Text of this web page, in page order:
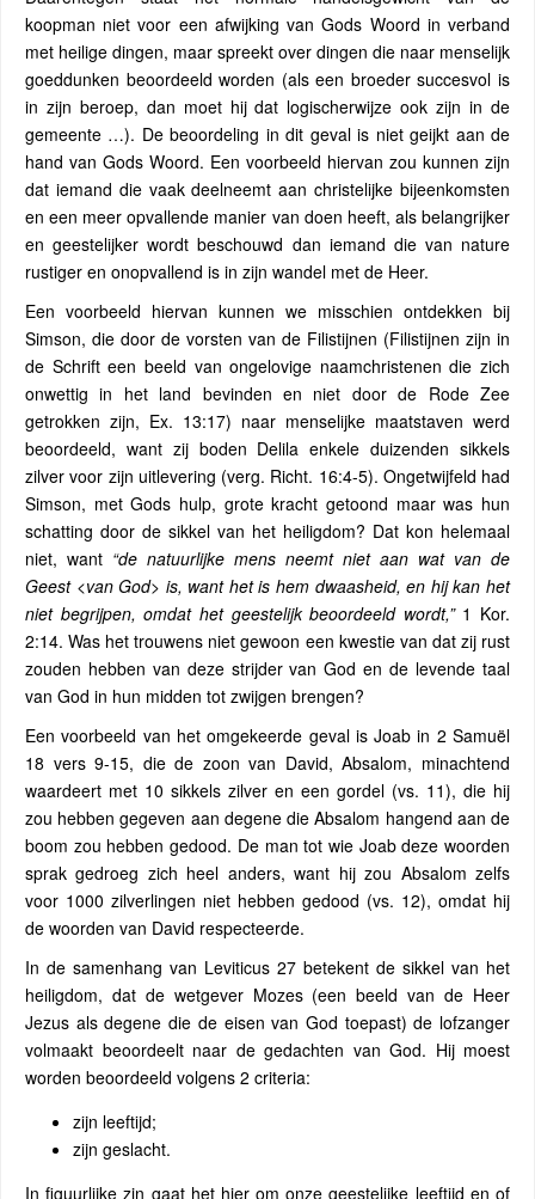
koopman niet voor een afwijking van Gods Woord in verband
met heilige dingen, maar spreekt over dingen die naar menselijk
goeddunken beoordeeld worden (als een broeder succesvol is
in zijn beroep, dan moet hij dat logischerwijze ook zijn in de
gemeente …). De beoordeling in dit geval is niet geijkt aan de
hand van Gods Woord. Een voorbeeld hiervan zou kunnen zijn
dat iemand die vaak deelneemt aan christelijke bijeenkomsten
en een meer opvallende manier van doen heeft, als belangrijker
en geestelijker wordt beschouwd dan iemand die van nature
rustiger en onopvallend is in zijn wandel met de Heer.
Een voorbeeld hiervan kunnen we misschien ontdekken bij
Simson, die door de vorsten van de Filistijnen (Filistijnen zijn in
de Schrift een beeld van ongelovige naamchristenen die zich
onwettig in het land bevinden en niet door de Rode Zee
getrokken zijn, Ex. 13:17) naar menselijke maatstaven werd
beoordeeld, want zij boden Delila enkele duizenden sikkels
zilver voor zijn uitlevering (verg. Richt. 16:4-5). Ongetwijfeld had
Simson, met Gods hulp, grote kracht getoond maar was hun
schatting door de sikkel van het heiligdom? Dat kon helemaal
niet, want “de natuurlijke mens neemt niet aan wat van de
Geest <van God> is, want het is hem dwaasheid, en hij kan het
niet begrijpen, omdat het geestelijk beoordeeld wordt,”1 Kor.
2:14. Was het trouwens niet gewoon een kwestie van dat zij rust
zouden hebben van deze strijder van God en de levende taal
van God in hun midden tot zwijgen brengen?
Een voorbeeld van het omgekeerde geval is Joab in 2 Samuël
18 vers 9-15, die de zoon van David, Absalom, minachtend
waardeert met 10 sikkels zilver en een gordel (vs. 11), die hij
zou hebben gegeven aan degene die Absalom hangend aan de
boom zou hebben gedood. De man tot wie Joab deze woorden
sprak gedroeg zich heel anders, want hij zou Absalom zelfs
voor 1000 zilverlingen niet hebben gedood (vs. 12), omdat hij
de woorden van David respecteerde.
In de samenhang van Leviticus 27 betekent de sikkel van het
heiligdom, dat de wetgever Mozes (een beeld van de Heer
Jezus als degene die de eisen van God toepast) de lofzanger
volmaakt beoordeelt naar de gedachten van God. Hij moest
worden beoordeeld volgens 2 criteria:
zijn leeftijd;
zijn geslacht.
In figuurlijke zin gaat het hier om onze geestelijke leeftijd en of